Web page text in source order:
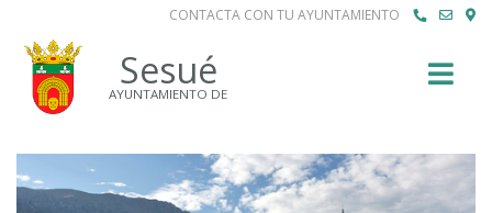
CONTACTA CON TU AYUNTAMIENTO
Sesué
AYUNTAMIENTO DE